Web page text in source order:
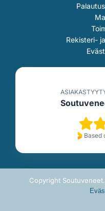
Rekisteri-
Based
Copyright